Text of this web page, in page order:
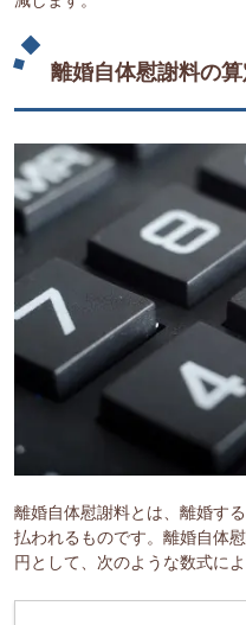
離婚自体慰謝料の算
離婚自体慰謝料とは、離婚す
払われるものです。離婚自体
円として、次のような数式に